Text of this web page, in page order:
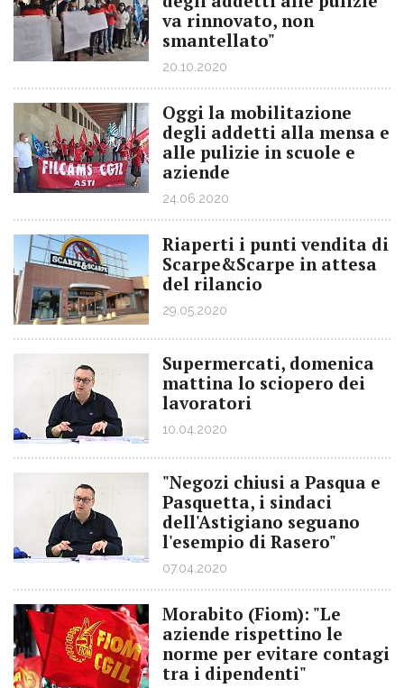
va rinnovato, non
smantellato"
20.10.2020
Oggi la mobilitazione
degli addetti alla mensa e
alle pulizie in scuole e
aziende
24.06.2020
Riaperti i punti vendita di
Scarpe&Scarpe in attesa
del rilancio
29.05.2020
Supermercati, domenica
mattina lo sciopero dei
lavoratori
10.04.2020
"Negozi chiusi a Pasqua e
Pasquetta, i sindaci
dell'Astigiano seguano
l'esempio di Rasero"
07.04.2020
Morabito (Fiom): "Le
aziende rispettino le
norme per evitare contagi
tra i dipendenti"